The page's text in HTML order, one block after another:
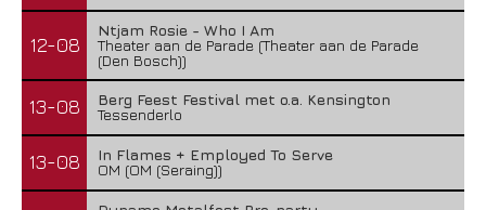
12-08
Ntjam Rosie - Who I Am
Theater aan de Parade (Theater aan de Parade
(Den Bosch))
13-08
Berg Feest Festival met o.a. Kensington
Tessenderlo
13-08
In Flames + Employed To Serve
OM (OM (Seraing))